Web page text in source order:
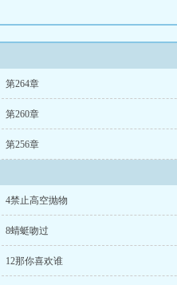
第264章
第260章
第256章
4禁止高空抛物
8蜻蜓吻过
12那你喜欢谁